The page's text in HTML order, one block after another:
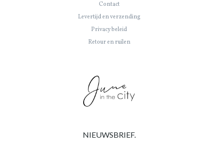
Contact
Levertijd en verzending
Privacy beleid
Retour en ruilen
NIEUWSBRIEF.